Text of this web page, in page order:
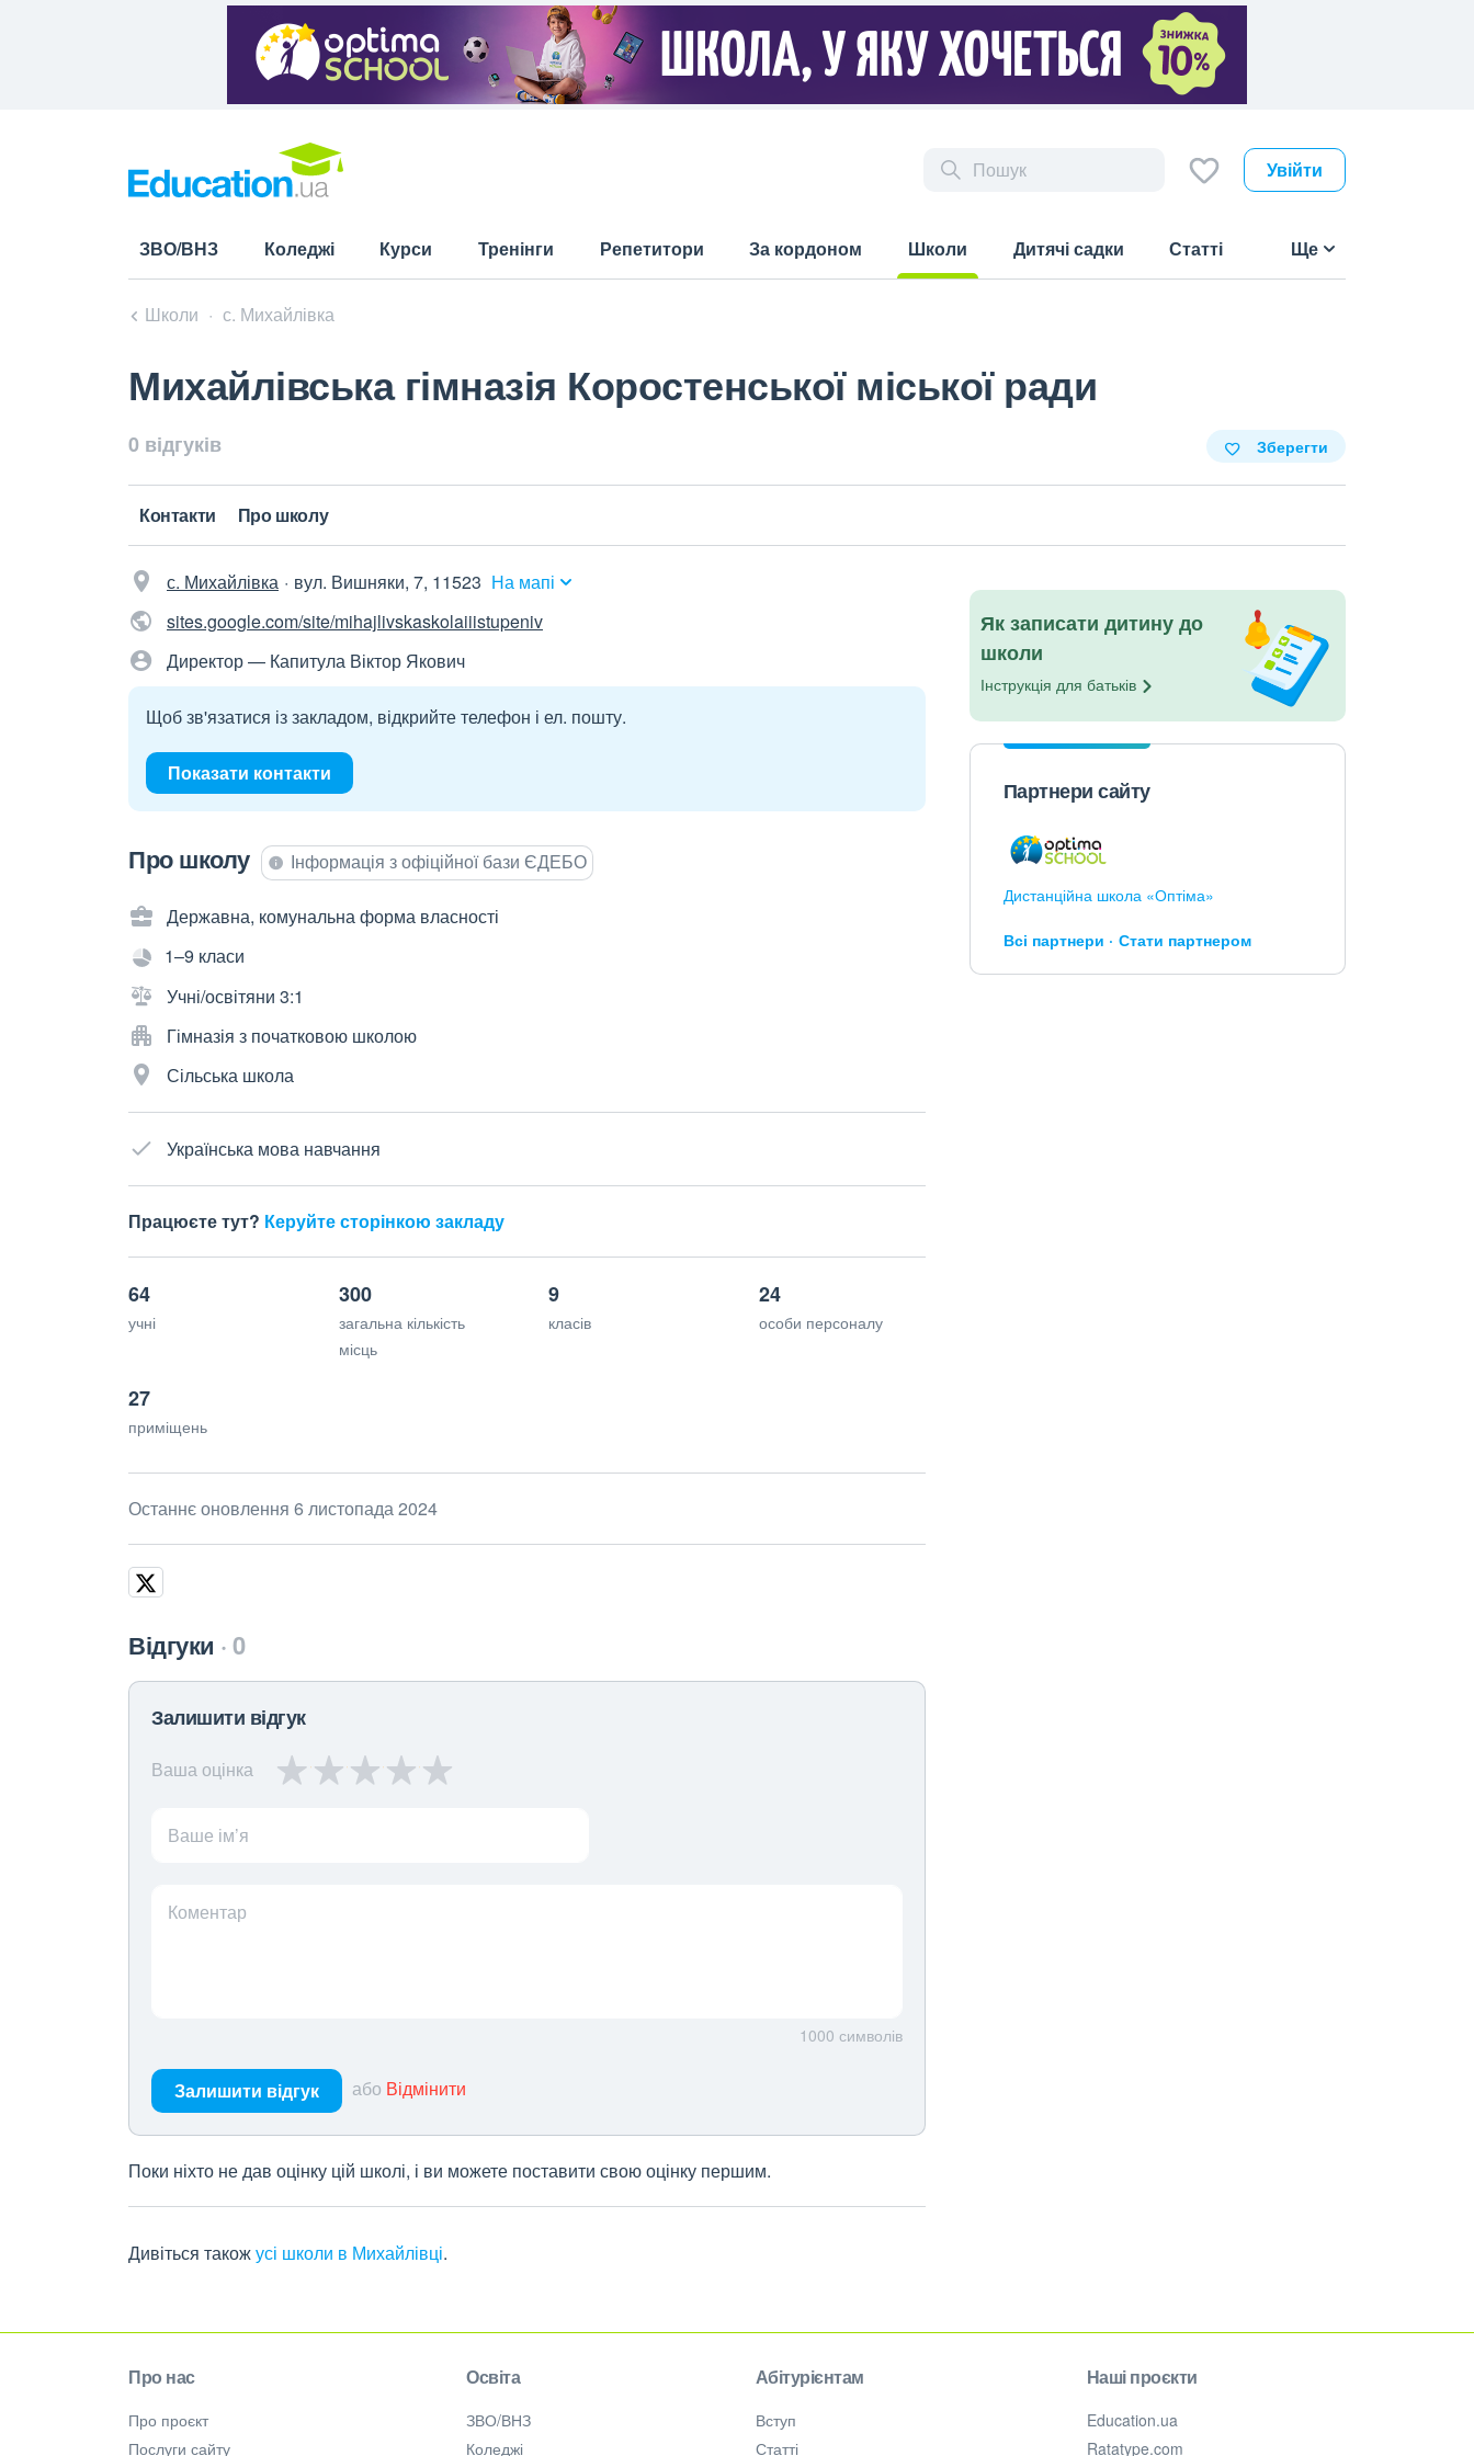
Увійти
ЗВО/ВНЗ Коледжі Курси Тренінги Репетитори За кордоном
Школи
Дитячі садки Статті Ще
Школи с. Михайлівка
Михайлівська гімназія Коростенської міської ради
0 відгуків Зберегти
Контакти Про школу
с. Михайлівка вул. Вишняки, 7, 11523 На мапі
sites.google.com/site/mihajlivskaskolaiiistupeniv
Директор — Капитула Віктор Якович
Щоб зв'язатися із закладом, відкрийте телефон і ел. пошту.
Показати контакти
Про школу Інформація з офіційної бази ЄДЕБО
Державна, комунальна форма власності
1–9 класи
Учні/освітяни 3:1
Гімназія з початковою школою
Сільська школа
Українська мова навчання
Працюєте тут? Керуйте сторінкою закладу
64
учні
300
загальна кількість
місць
9
класів
24
особи персоналу
27
приміщень
Останнє оновлення 6 листопада 2024
Відгуки 0
Залишити відгук
Ваша оцінка
Ваше ім’я
Коментар
1000 символів
Залишити відгук або Відмінити
Поки ніхто не дав оцінку цій школі, і ви можете поставити свою оцінку першим.
Дивіться такожусі школи в Михайлівці.
Як записати дитину до
школи
Інструкція для батьків
Партнери сайту
Дистанційна школа «Оптіма»
Всі партнери Стати партнером
Про нас
Про проєкт
Послуги сайту
Освіта
ЗВО/ВНЗ
Коледжі
Абітурієнтам
Вступ
Статті
Наші проєкти
Education.ua
Ratatype.com